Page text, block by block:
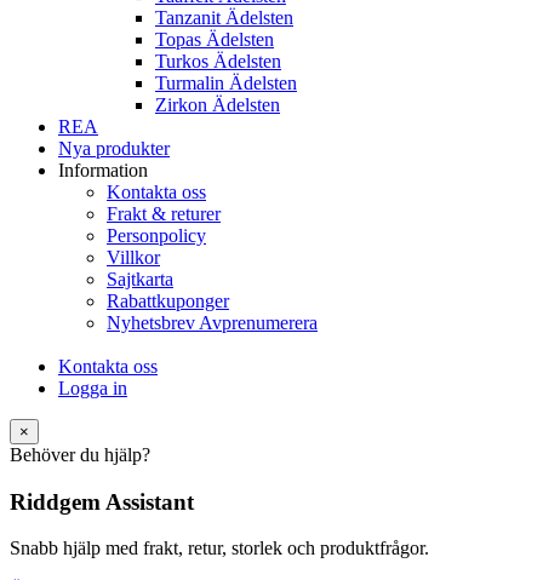
Tanzanit Ädelsten
Topas Ädelsten
Turkos Ädelsten
Turmalin Ädelsten
Zirkon Ädelsten
REA
Nya produkter
Information
Kontakta oss
Frakt & returer
Personpolicy
Villkor
Sajtkarta
Rabattkuponger
Nyhetsbrev Avprenumerera
Kontakta oss
Logga in
×
Behöver du hjälp?
Riddgem Assistant
Snabb hjälp med frakt, retur, storlek och produktfrågor.